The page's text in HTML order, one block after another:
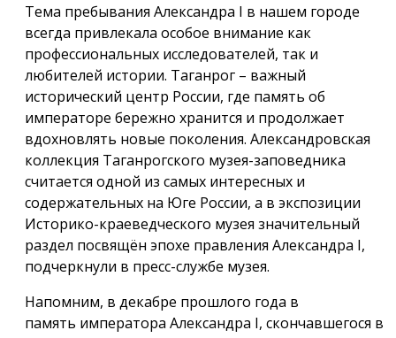
Тема пребывания Александра I в нашем городе
всегда привлекала особое внимание как
профессиональных исследователей, так и
любителей истории. Таганрог – важный
исторический центр России, где память об
императоре бережно хранится и продолжает
вдохновлять новые поколения. Александровская
коллекция Таганрогского музея-заповедника
считается одной из самых интересных и
содержательных на Юге России, а в экспозиции
Историко-краеведческого музея значительный
раздел посвящён эпохе правления Александра I,
подчеркнули в пресс-службе музея.
Напомним, в декабре прошлого года в
память императора Александра I, скончавшегося в